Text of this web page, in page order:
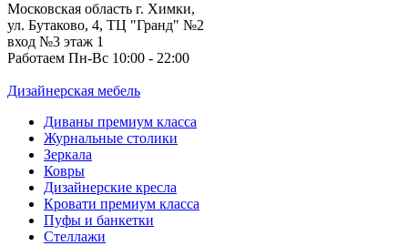
Московская область г. Химки,
ул. Бутаково, 4, ТЦ "Гранд" №2
вход №3 этаж 1
Работаем Пн-Вс 10:00 - 22:00
Дизайнерская мебель
Диваны премиум класса
Журнальные столики
Зеркала
Ковры
Дизайнерские кресла
Кровати премиум класса
Пуфы и банкетки
Стеллажи